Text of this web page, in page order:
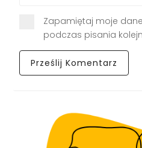
Zapamiętaj moje
podczas pisania